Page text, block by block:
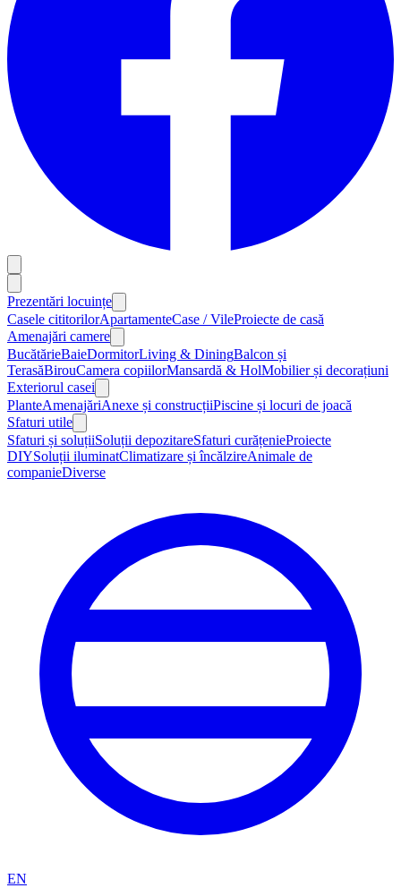
Prezentări locuințe
Casele cititorilorApartamenteCase / VileProiecte de casă
Amenajări camere
BucătărieBaieDormitorLiving & DiningBalcon și
TerasăBirouCamera copiilorMansardă & HolMobilier și decorațiuni
Exteriorul casei
PlanteAmenajăriAnexe și construcțiiPiscine și locuri de joacă
Sfaturi utile
Sfaturi și soluțiiSoluții depozitareSfaturi curățenieProiecte
DIYSoluții iluminatClimatizare și încălzireAnimale de
companieDiverse
EN